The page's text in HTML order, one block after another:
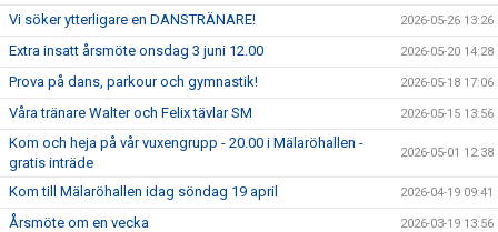
Vi söker ytterligare en DANSTRÄNARE! 2026-05-26 13:26
Extra insatt årsmöte onsdag 3 juni 12.00 2026-05-20 14:28
Prova på dans, parkour och gymnastik! 2026-05-18 17:06
Våra tränare Walter och Felix tävlar SM 2026-05-15 13:56
Kom och heja på vår vuxengrupp - 20.00 i Mälaröhallen -
gratis inträde
2026-05-01 12:38
Kom till Mälaröhallen idag söndag 19 april 2026-04-19 09:41
Årsmöte om en vecka 2026-03-19 13:56